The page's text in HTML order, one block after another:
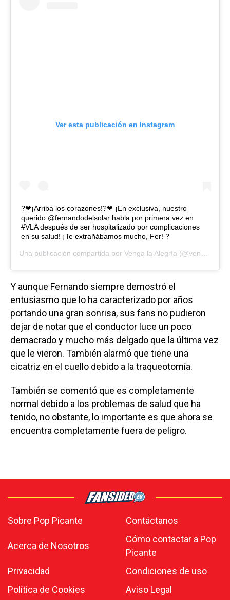
Ver esta publicación en Instagram
?❤¡Arriba los corazones!?❤ ¡En exclusiva, nuestro
querido @fernandodelsolar habla por primera vez en
#VLA después de ser hospitalizado por complicaciones
en su salud! ¡Te extrañábamos mucho, Fer! ?
Una publicación compartida por Venga la Alegría (@vengalaalegriatva) el
Y aunque Fernando siempre demostró el
entusiasmo que lo ha caracterizado por años
portando una gran sonrisa, sus fans no pudieron
dejar de notar que el conductor luce un poco
demacrado y mucho más delgado que la última vez
que le vieron. También alarmó que tiene una
cicatriz en el cuello debido a la traqueotomía.
También se comentó que es completamente
normal debido a los problemas de salud que ha
tenido, no obstante, lo importante es que ahora se
encuentra completamente fuera de peligro.
Sobre Pop Picante Contáctanos
Acerca de Nosotros
Cómo contactar a Pop
Picante
Privacidad
Condiciones de uso
Política de Cookies
Aviso Legal